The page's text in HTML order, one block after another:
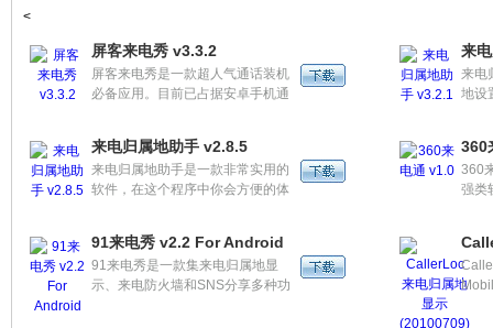
<
屏客来电秀 v3.3.2
屏客来电秀是一款超人气通话装机
必备应用。目前已占据安卓手机通
来电大头贴，让通话屏幕精彩show
不停。最新缤纷礼包华丽登场，海
量福利惊喜不停，来电独享高大上
来
来电
地设
来电归属地助手 v2.8.5
来电归属地助手是一款非常实用的
软件，在这个程序中你会方便的体
的号码打来电话时无法实时显示归
属地信息。
360
360
强类
91来电秀 v2.2 For Android
91来电秀是一款集来电归属地显
示、来电防火墙和SNS分享多种功